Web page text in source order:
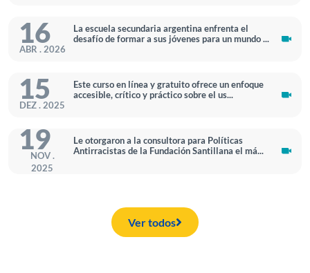
16
ABR . 2026
La escuela secundaria argentina enfrenta el
desafío de formar a sus jóvenes para un mundo ...
15
DEZ . 2025
Este curso en línea y gratuito ofrece un enfoque
accesible, crítico y práctico sobre el us...
19
NOV .
2025
Le otorgaron a la consultora para Políticas
Antirracistas de la Fundación Santillana el má...
Ver todos